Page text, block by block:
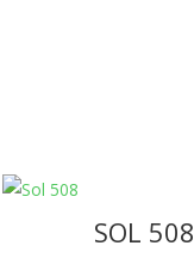
SOL 508